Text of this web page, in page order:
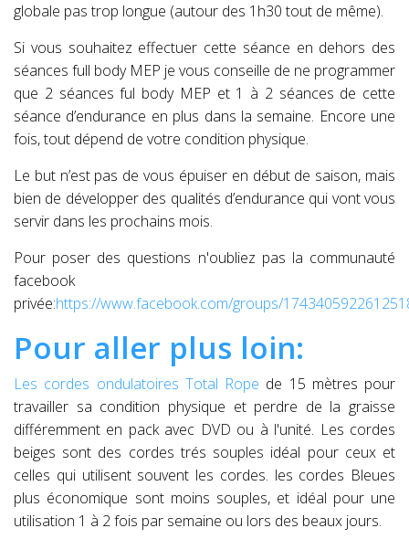
globale pas trop longue (autour des 1h30 tout de même).
Si vous souhaitez effectuer cette séance en dehors des
séances full body MEP je vous conseille de ne programmer
que 2 séances ful body MEP et 1 à 2 séances de cette
séance d’endurance en plus dans la semaine. Encore une
fois, tout dépend de votre condition physique.
Le but n’est pas de vous épuiser en début de saison, mais
bien de développer des qualités d’endurance qui vont vous
servir dans les prochains mois.
Pour poser des questions n'oubliez pas la communauté
facebook
privée:https://www.facebook.com/groups/
Pour aller plus loin:
Les cordes ondulatoires Total Rope de 15 mètres pour
travailler sa condition physique et perdre de la graisse
différemment en pack avec DVD ou à l'unité. Les cordes
beiges sont des cordes trés souples idéal pour ceux et
celles qui utilisent souvent les cordes. les cordes Bleues
plus économique sont moins souples, et idéal pour une
utilisation 1 à 2 fois par semaine ou lors des beaux jours.